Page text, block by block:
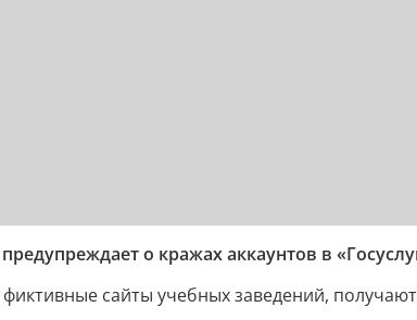
о кражах аккаунтов в
сайты учебных заведений,